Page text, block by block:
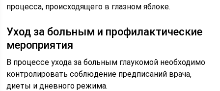
процесса, происходящего в глазном яблоке.
Уход за больным и профилактические
мероприятия
В процессе ухода за больным глаукомой необходимо
контролировать соблюдение предписаний врача,
диеты и дневного режима.